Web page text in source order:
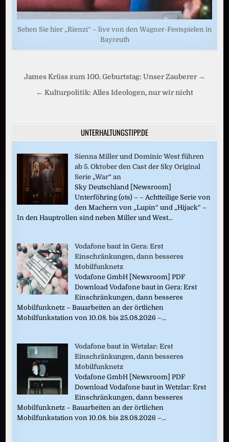
Sehen Sie hier „Rienzi“ – live von den Wagner-Festspielen in
Bayreuth
Beitragsnavigation
James Krüss zum 100. Geburtstag: Unser Zauberer →
← Kulturpolitik: Alles Ideologen, nur wir nicht
UNTERHALTUNGSTIPP.DE
Sienna Miller und Dominic West führen
ab 5. Oktober den Cast der Sky Original
Serie „War“ an
Sky Deutschland [Newsroom]
Unterföhring (ots) – – Achtteilige Serie von
den Machern von „Lupin“ und „Hijack“ –
In den Hauptrollen sind neben Miller und West...
Vodafone baut in Gera: Erst
Einschränkungen, dann besseres
Mobilfunknetz
Vodafone GmbH [Newsroom] PDF
Download Vodafone baut in Gera: Erst
Einschränkungen, dann besseres
Mobilfunknetz – Bauarbeiten an der örtlichen
Mobilfunkstation von 10.08. bis 25.08.2026 –...
Vodafone baut in Wetzlar: Erst
Einschränkungen, dann besseres
Mobilfunknetz
Vodafone GmbH [Newsroom] PDF
Download Vodafone baut in Wetzlar: Erst
Einschränkungen, dann besseres
Mobilfunknetz – Bauarbeiten an der örtlichen
Mobilfunkstation von 10.08. bis 28.08.2026 –...